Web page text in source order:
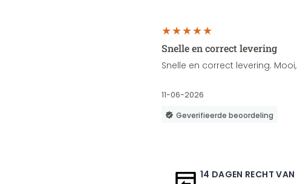
Snelle en correct levering
Snelle en correct levering.
11-06-2026
Geverifieerde beoordeling
14 DAGEN RECHT VAN